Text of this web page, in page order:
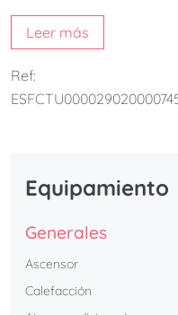
El apartamento en sí
ofreciendo un entorno
apartamento es perfecto
Leer más
Ref:
Equipamiento
Generales
Ascensor
Calefacción